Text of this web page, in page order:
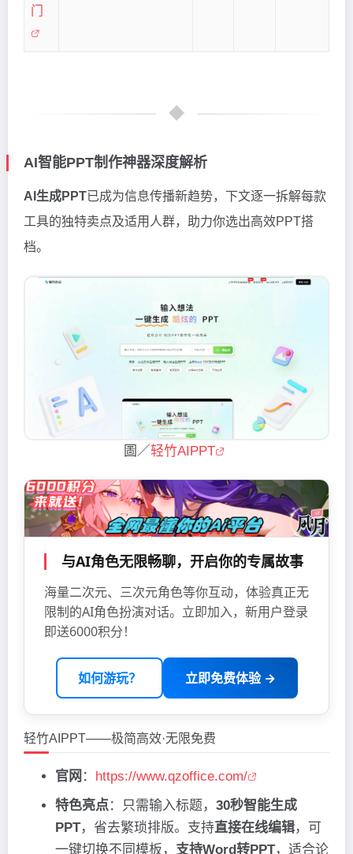
门
AI智能PPT制作神器深度解析
AI生成PPT已成为信息传播新趋势，下文逐一拆解每款
工具的独特卖点及适用人群，助力你选出高效PPT搭
档。
圖／轻竹AIPPT
与AI角色无限畅聊，开启你的专属故事
海量二次元、三次元角色等你互动，体验真正无
限制的AI角色扮演对话。立即加入，新用户登录
即送6000积分！
如何游玩？ 立即免费体验 →
轻竹AIPPT——极简高效·无限免费
官网 ： https://www.qzoffice.com/
特色亮点：只需输入标题， 30秒智能生成
PPT，省去繁琐排版。支持直接在线编辑，可
一键切换不同模板， 支持Word转PPT，适合论